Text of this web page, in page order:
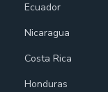
Ecuador
Nicaragua
Costa Rica
Honduras